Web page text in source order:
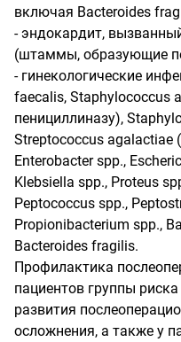
включая Bacteroides
- эндокардит,
(штаммы, образующие
- гинекологические
faecalis,
пенициллиназу),
Streptococcus agalactiae
Enterobacter spp.,
Klebsiella spp., Proteus
Peptococcus spp.,
Propionibacterium spp.,
Bacteroides fragilis.
Профилактика
пациентов группы
развития
осложнения, а также у